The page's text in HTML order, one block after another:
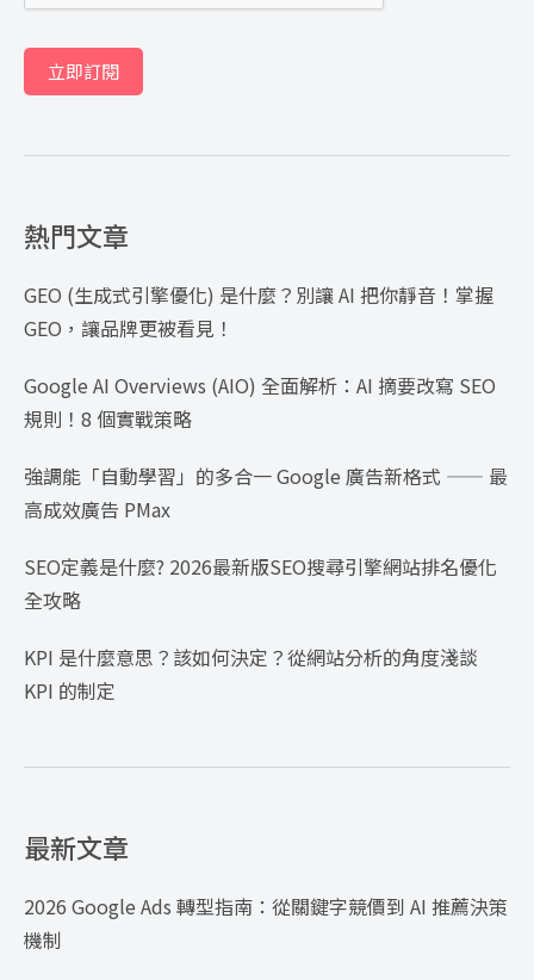
立即訂閱
熱門文章
GEO (生成式引擎優化) 是什麼？別讓 AI 把你靜音！掌握
GEO，讓品牌更被看見！
Google AI Overviews (AIO) 全面解析：AI 摘要改寫 SEO
規則！8 個實戰策略
強調能「自動學習」的多合一 Google 廣告新格式 —— 最
高成效廣告 PMax
SEO定義是什麼? 2026最新版SEO搜尋引擎網站排名優化
全攻略
KPI 是什麼意思？該如何決定？從網站分析的角度淺談
KPI 的制定
最新文章
2026 Google Ads 轉型指南：從關鍵字競價到 AI 推薦決策
機制